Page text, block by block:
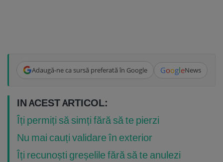
Adaugă-ne ca sursă preferată în Google GoogleNews
IN ACEST ARTICOL:
Îți permiți să simți fără să te pierzi
Nu mai cauți validare în exterior
Îți recunoști greșelile fără să te anulezi